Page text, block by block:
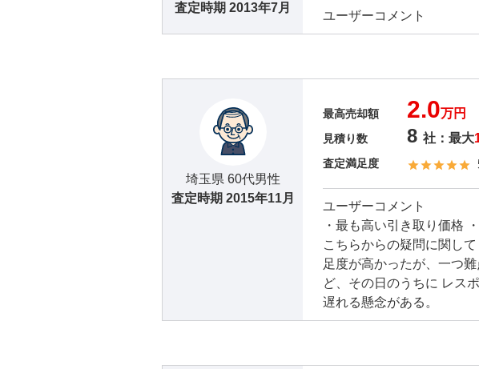
査定時期 2013年7月
ユーザーコメント
埼玉県 60代男性
査定時期 2015年11月
最高売却額 2.0万円
見積り数 8 社：最大
査定満足度
ユーザーコメント
・最も高い引き取り価格
こちらからの疑問に関し
足度が高かったが、一つ
ど、その日のうちに レス
遅れる懸念がある。